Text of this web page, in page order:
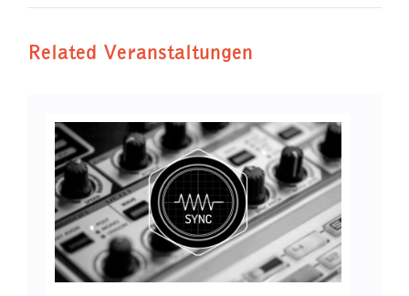
Related Veranstaltungen